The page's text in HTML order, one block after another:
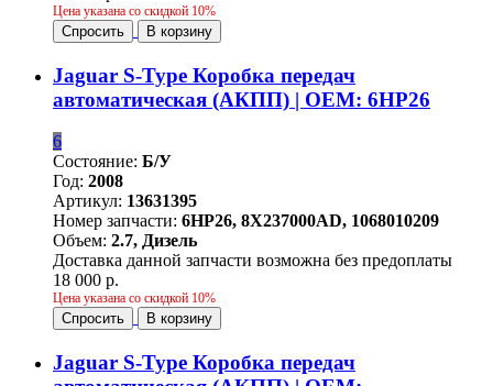
Цена указана со скидкой 10%
Спросить В корзину
Jaguar S-Type Коробка передач
автоматическая (АКПП) | OEM: 6HP26
6
Состояние: Б/У
Год: 2008
Артикул: 13631395
Номер запчасти: 6HP26, 8X237000AD, 1068010209
Объем: 2.7, Дизель
Доставка данной запчасти возможна без предоплаты
18 000 р.
Цена указана со скидкой 10%
Спросить В корзину
Jaguar S-Type Коробка передач